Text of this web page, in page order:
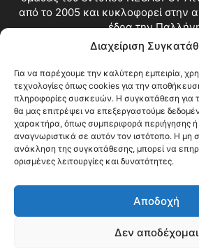
Διαχείριση
Για να παρέχουμε την καλύτερη εμπειρία,
τεχνολογίες όπως cookies για την
πληροφορίες συσκευών. Η συγκατάθεση για
θα μας επιτρέψει να επεξεργαστούμε
χαρακτήρα, όπως συμπεριφορά περιήγησης ή
αναγνωριστικά σε αυτόν τον ιστότοπο. Η μη
ανάκληση της συγκατάθεσης, μπορεί να
ορισμένες λειτουργίες και δυνατότητες.
Αποδοχή
Δεν αποδέχομαι
από το 2005 και κυκλοφορεί στην
έδρα την
Επικοινωνία:
ΑΚΟΛΟΥΘΗΣΕ
Videos Όροι Χρήσης